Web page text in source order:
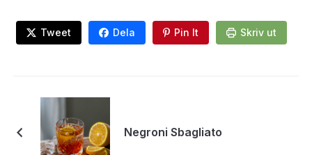
Tweet Dela Pin It Skriv ut
Negroni Sbagliato